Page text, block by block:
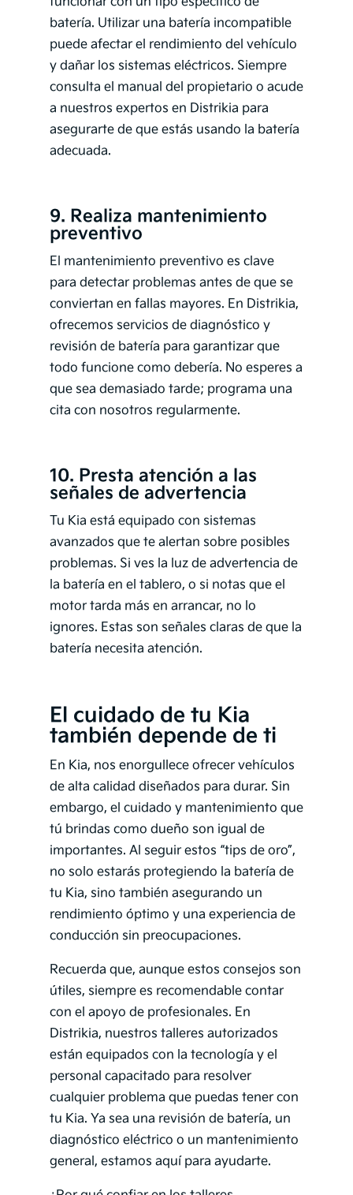
batería. Utilizar una batería incompatible
puede afectar el rendimiento del vehículo
y dañar los sistemas eléctricos. Siempre
consulta el manual del propietario o acude
a nuestros expertos en Distrikia para
asegurarte de que estás usando la batería
adecuada.
9. Realiza mantenimiento
preventivo
El mantenimiento preventivo es clave
para detectar problemas antes de que se
conviertan en fallas mayores. En Distrikia,
ofrecemos servicios de diagnóstico y
revisión de batería para garantizar que
todo funcione como debería. No esperes a
que sea demasiado tarde; programa una
cita con nosotros regularmente.
10. Presta atención a las
señales de advertencia
Tu Kia está equipado con sistemas
avanzados que te alertan sobre posibles
problemas. Si ves la luz de advertencia de
la batería en el tablero, o si notas que el
motor tarda más en arrancar, no lo
ignores. Estas son señales claras de que la
batería necesita atención.
El cuidado de tu Kia
también depende de ti
En Kia, nos enorgullece ofrecer vehículos
de alta calidad diseñados para durar. Sin
embargo, el cuidado y mantenimiento que
tú brindas como dueño son igual de
importantes. Al seguir estos “tips de oro”,
no solo estarás protegiendo la batería de
tu Kia, sino también asegurando un
rendimiento óptimo y una experiencia de
conducción sin preocupaciones.
Recuerda que, aunque estos consejos son
útiles, siempre es recomendable contar
con el apoyo de profesionales. En
Distrikia, nuestros talleres autorizados
están equipados con la tecnología y el
personal capacitado para resolver
cualquier problema que puedas tener con
tu Kia. Ya sea una revisión de batería, un
diagnóstico eléctrico o un mantenimiento
general, estamos aquí para ayudarte.